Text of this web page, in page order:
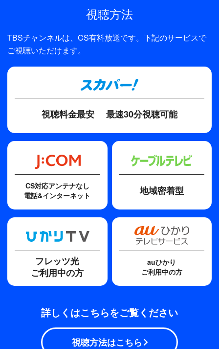
山たちは、村で出会った青年・守（道枝駿佑）の協
に。やがてある可能性に行き当たり、奇跡の大逆転
かと思われたが、それは巧妙に仕掛けられた罠だっ
た…。事実だけを追求してきたはずの深山が、まさ
かの冤罪を生んでしまうことに！？斑目法律事務所
に訪れた最大のピンチ！果たして深山たちは、
視聴方法
TBSチャンネルは、CS有料放送です。下記のサービスで
ご視聴いただけます。
視聴料金最安 最速30分視聴可能
CS対応アンテナなし
電話&インターネット
地域密着型
フレッツ光
ご利用中の方
auひかり
ご利用中の方
詳しくはこちらをご覧ください
視聴方法はこちら